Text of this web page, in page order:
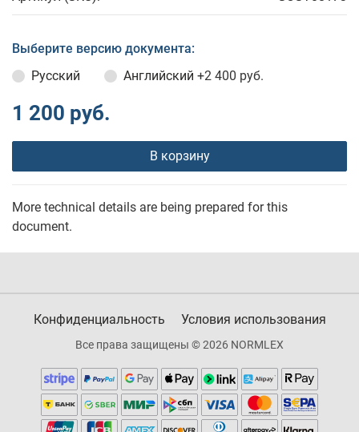
Выберите версию документа:
Русский
Английский +2 400 руб.
1 200 руб.
В корзину
More technical details are being prepared for this
document.
Конфиденциальность Условия использования
Все права защищены © 2026 NORMLEX